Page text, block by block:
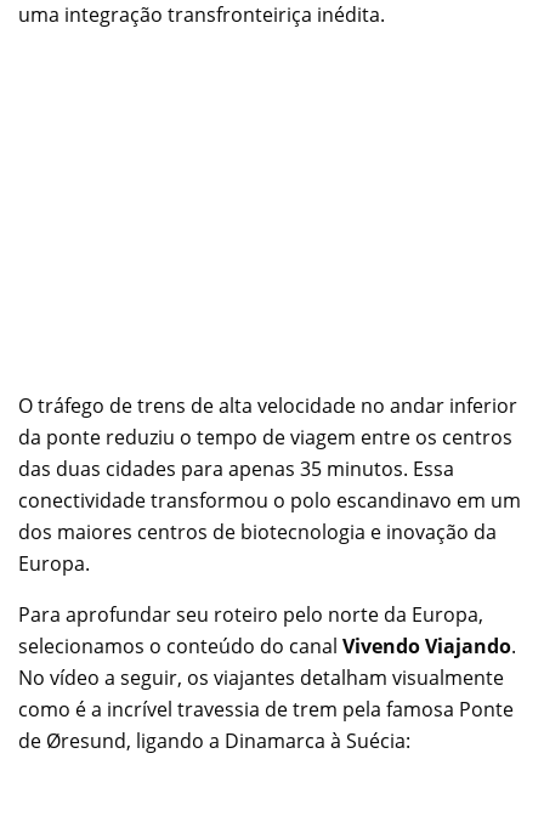
uma integração transfronteiriça inédita.
O tráfego de trens de alta velocidade no andar inferior
da ponte reduziu o tempo de viagem entre os centros
das duas cidades para apenas 35 minutos. Essa
conectividade transformou o polo escandinavo em um
dos maiores centros de biotecnologia e inovação da
Europa.
Para aprofundar seu roteiro pelo norte da Europa,
selecionamos o conteúdo do canal Vivendo Viajando.
No vídeo a seguir, os viajantes detalham visualmente
como é a incrível travessia de trem pela famosa Ponte
de Øresund, ligando a Dinamarca à Suécia: